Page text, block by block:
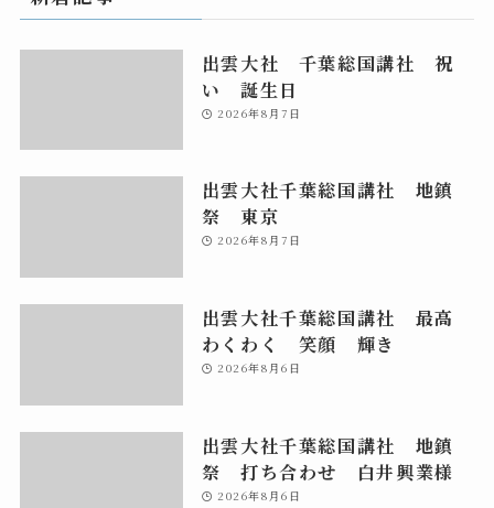
出雲大社 千葉総国講社 祝
い 誕生日
2026年8月7日
出雲大社千葉総国講社 地鎮
祭 東京
2026年8月7日
出雲大社千葉総国講社 最高
わくわく 笑顔 輝き
2026年8月6日
出雲大社千葉総国講社 地鎮
祭 打ち合わせ 白井興業様
2026年8月6日